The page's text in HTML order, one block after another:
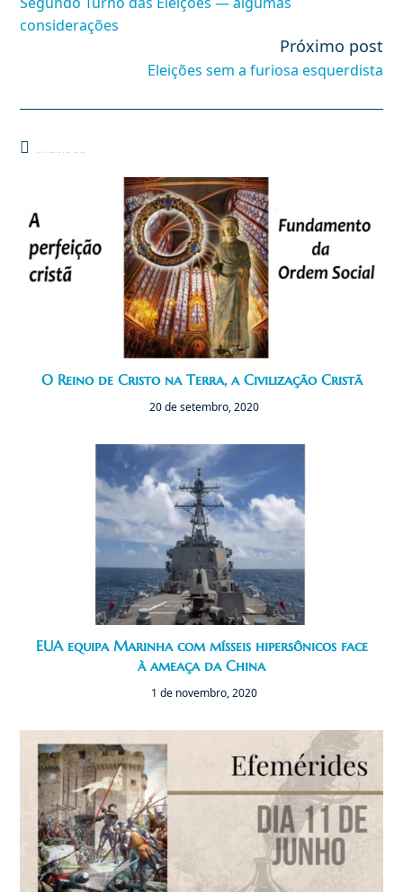
artigos
considerações
Próximo post
Eleições sem a furiosa esquerdista
Você também pode gostar
O Reino de Cristo na Terra, a Civilização Cristã
20 de setembro, 2020
EUA equipa Marinha com mísseis hipersônicos face
à ameaça da China
1 de novembro, 2020